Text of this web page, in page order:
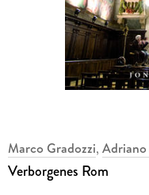
Marco Gradozzi,
Verborgenes Rom